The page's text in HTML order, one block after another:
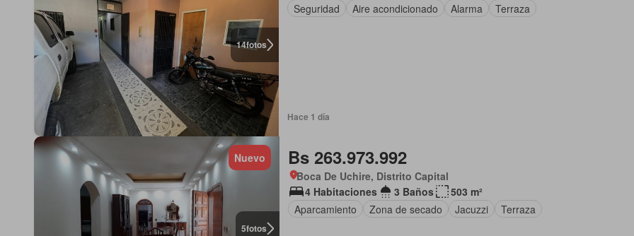
14fotos
Seguridad
Aire acondicionado Alarma Terraza
Hace 1 día
5fotos
Nuevo Bs 263.973.992
Boca De Uchire, Distrito Capital
4 Habitaciones
3 Baños
503 m²
Aparcamiento
Zona de secado Jacuzzi Terraza